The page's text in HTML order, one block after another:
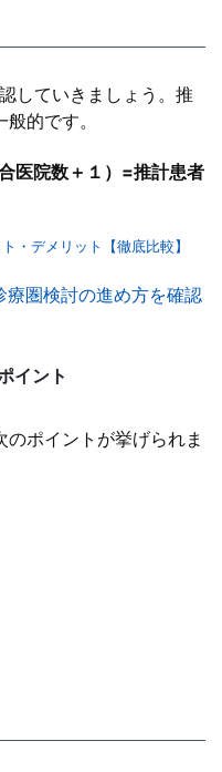
していきましょう。推
的です。
医院数＋１）=推計患者
・デメリット【徹底比較】
圏検討の進め方を確認
イント
ポイントが挙げられま